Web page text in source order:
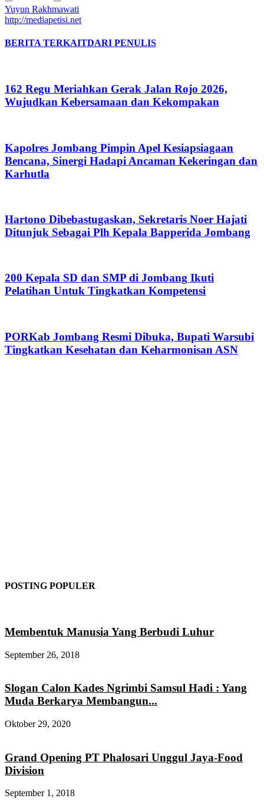
Yuyun Rakhmawati
http://mediapetisi.net
BERITA TERKAITDARI PENULIS
162 Regu Meriahkan Gerak Jalan Rojo 2026,
Wujudkan Kebersamaan dan Kekompakan
Kapolres Jombang Pimpin Apel Kesiapsiagaan
Bencana, Sinergi Hadapi Ancaman Kekeringan dan
Karhutla
Hartono Dibebastugaskan, Sekretaris Noer Hajati
Ditunjuk Sebagai Plh Kepala Bapperida Jombang
200 Kepala SD dan SMP di Jombang Ikuti
Pelatihan Untuk Tingkatkan Kompetensi
PORKab Jombang Resmi Dibuka, Bupati Warsubi
Tingkatkan Kesehatan dan Keharmonisan ASN
POSTING POPULER
Membentuk Manusia Yang Berbudi Luhur
September 26, 2018
Slogan Calon Kades Ngrimbi Samsul Hadi : Yang
Muda Berkarya Membangun...
Oktober 29, 2020
Grand Opening PT Phalosari Unggul Jaya-Food
Division
September 1, 2018